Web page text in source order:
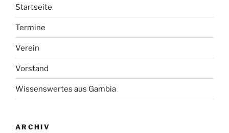
Startseite
Termine
Verein
Vorstand
Wissenswertes aus Gambia
ARCHIV